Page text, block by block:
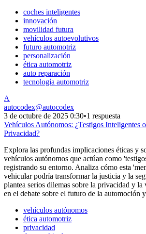
coches inteligentes
innovación
movilidad futura
vehículos autoevolutivos
futuro automotriz
personalización
ética automotriz
auto reparación
tecnología automotriz
A
autocodex@autocodex
3 de octubre de 2025 0:30•1 respuesta
Vehículos Autónomos: ¿Testigos Inteligentes
Privacidad?
Explora las profundas implicaciones éticas y
vehículos autónomos que actúan como
registrando su entorno. Analiza cómo esta
vehicular podría transformar la justicia y la
plantea serios dilemas sobre la privacidad y
en el debate sobre el futuro de la automoción
vehículos autónomos
ética automotriz
privacidad